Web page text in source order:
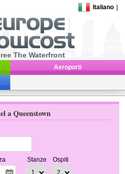
Italiano
The Waterfront
Aeroporti
a Queenstown
Stanze Ospiti